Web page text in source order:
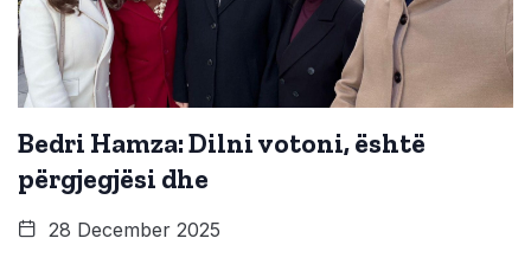
Bedri Hamza: Dilni votoni, është
përgjegjësi dhe
28 December 2025